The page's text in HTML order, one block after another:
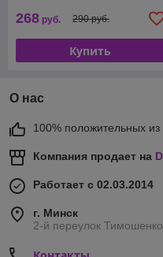
268 руб. 290 руб.
Купить
О нас
100% положительных из
Компания продает на
Работает с 02.03.2014
г. Минск
2-й переулок